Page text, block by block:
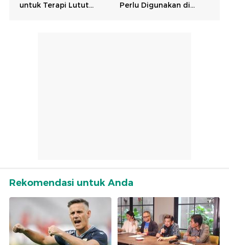
Rekomendasi untuk Anda